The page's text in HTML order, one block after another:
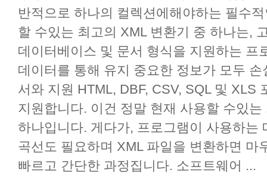
반적으로 하나의 컬렉션에해야하는 필수
할 수있는 최고의 XML 변환기 중 하나는,
데이터베이스 및 문서 형식을 지원하는 프
데이터를 통해 유지 중요한 정보가 모두
서와 지원 HTML, DBF, CSV, SQL 및 XLS
지원합니다. 이건 정말 현재 사용할 수있
하나입니다. 게다가, 프로그램이 사용하는
곡선도 필요하며 XML 파일을 변환하면 마
빠르고 간단한 과정집니다. 소프트웨어 ...